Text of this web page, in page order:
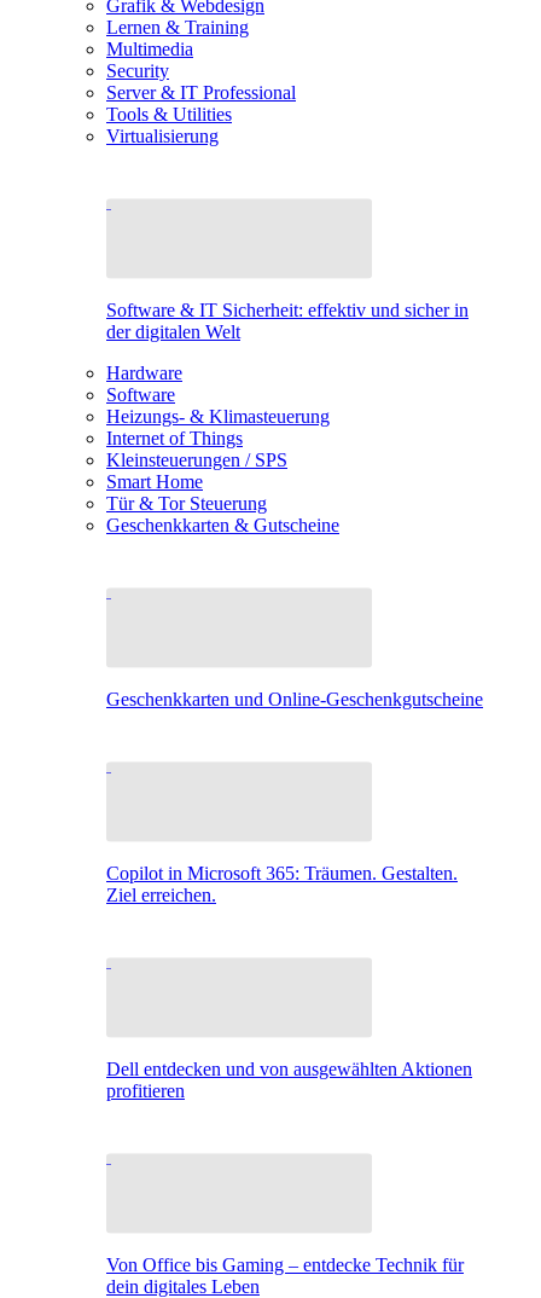
Grafik & Webdesign
Lernen & Training
Multimedia
Security
Server & IT Professional
Tools & Utilities
Virtualisierung
Software & IT Sicherheit: effektiv und sicher in
der digitalen Welt
Hardware
Software
Heizungs- & Klimasteuerung
Internet of Things
Kleinsteuerungen / SPS
Smart Home
Tür & Tor Steuerung
Geschenkkarten & Gutscheine
Geschenkkarten und Online-Geschenkgutscheine
Copilot in Microsoft 365: Träumen. Gestalten.
Ziel erreichen.
Dell entdecken und von ausgewählten Aktionen
profitieren
Von Office bis Gaming – entdecke Technik für
dein digitales Leben